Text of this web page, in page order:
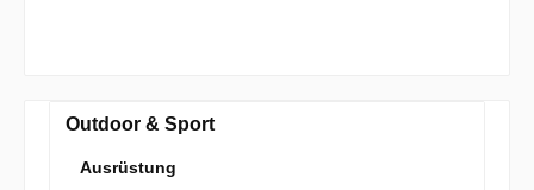
Outdoor & Sport
Ausrüstung